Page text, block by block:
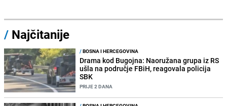
/ Najčitanije
/BOSNA I HERCEGOVINA
Drama kod Bugojna: Naoružana grupa iz RS
ušla na područje FBiH, reagovala policija
SBK
PRIJE 2 DANA